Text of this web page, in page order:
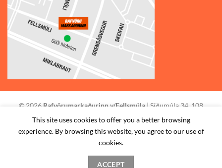
© 2026 Rafvörumarkaðurinn v/Fellsmúla | Síðumúla 34, 108
Reykjavík | S: 585-2888 |
STAÐSETNING HAFA SAMBAND SKILMÁLAR
This site uses cookies to offer you a better browsing
experience. By browsing this website, you agree to our use of
cookies.
ACCEPT